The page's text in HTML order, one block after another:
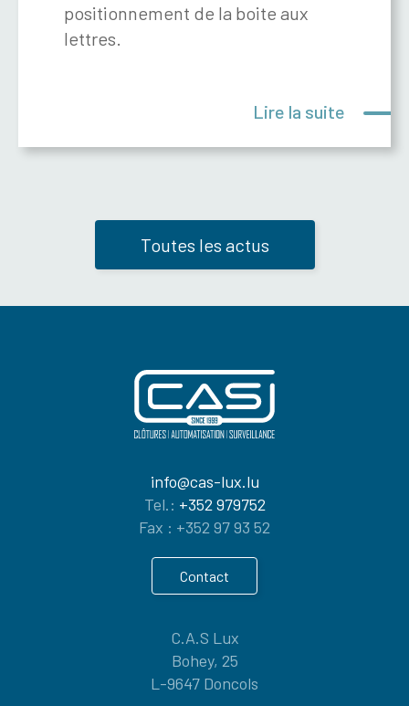
positionnement de la boite aux
lettres.
Lire la suite
Toutes les actus
info@cas-lux.lu
Tel.: +352 979752
Fax : +352 97 93 52
Contact
C.A.S Lux
Bohey, 25
9647 Doncols